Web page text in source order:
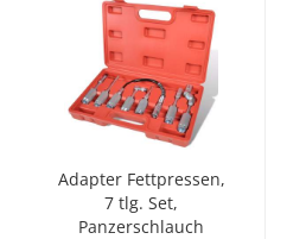
Adapter Fettpressen,
7 tlg. Set,
Panzerschlauch